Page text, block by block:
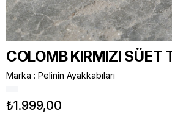
COLOMB KIRMIZI SÜET
Marka : Pelinin Ayakkabıları
₺1.999,00